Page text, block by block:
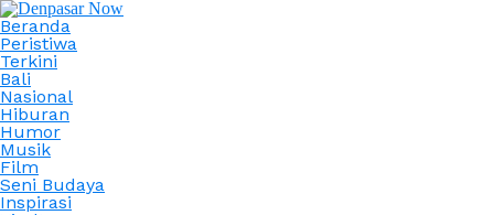
Beranda
Peristiwa
Terkini
Bali
Nasional
Hiburan
Humor
Musik
Film
Seni Budaya
Inspirasi